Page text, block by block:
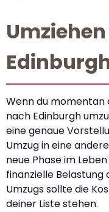
Wenn du momentan
nach Edinburgh
eine genaue
Umzug in eine
neue Phase im
finanzielle Belastung
Umzugs sollte die
deiner Liste stehen.